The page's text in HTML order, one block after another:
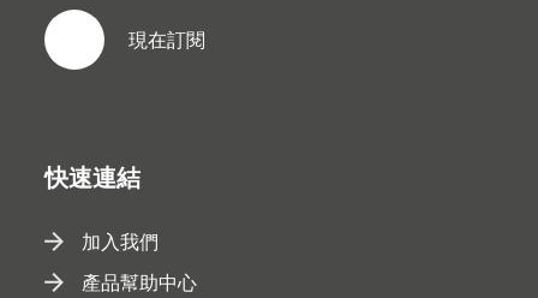
現在訂閱
快速連結
加入我們
產品幫助中心